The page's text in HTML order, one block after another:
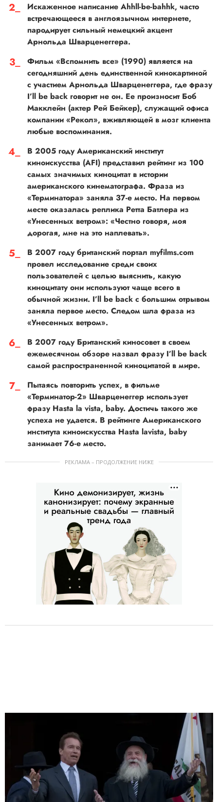
Искаженное написание Ahhll-be-bahhk, часто
встречающееся в англоязычном интернете,
пародирует сильный немецкий акцент
Арнольда Шварценеггера.
Фильм «Вспомнить все» (1990) является на
сегодняшний день единственной кинокартиной
с участием Арнольда Шварценеггера, где фразу
I’ll be back говорит не он. Ее произносит Боб
Макклейн (актер Рей Бейкер), служащий офиса
компании «Рекол», вживляющей в мозг клиента
любые воспоминания.
В 2005 году Американский институт
киноискусства (AFI) представил рейтинг из 100
самых значимых киноцитат в истории
американского кинематографа. Фраза из
«Терминатора» заняла 37-е место. На первом
месте оказалась реплика Ретта Батлера из
«Унесенных ветром»: «Честно говоря, моя
дорогая, мне на это наплевать».
В 2007 году британский портал myfilms.com
провел исследование среди своих
пользователей с целью выяснить, какую
киноцитату они используют чаще всего в
обычной жизни. I’ll be back с большим отрывом
заняла первое место. Следом шла фраза из
«Унесенных ветром».
В 2007 году Британский киносовет в своем
ежемесячном обзоре назвал фразу I’ll be back
самой распространенной киноцитатой в мире.
Пытаясь повторить успех, в фильме
«Терминатор-2» Шварценеггер использует
фразу Hasta la vista, baby. Достичь такого же
успеха не удается. В рейтинге Американского
института киноискусства Hasta lavista, baby
занимает 76-е место.
РЕКЛАМА – ПРОДОЛЖЕНИЕ НИЖЕ